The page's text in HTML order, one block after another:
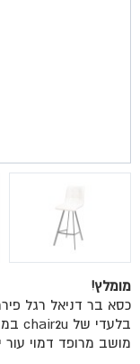
מומלץ!
כסא בר דניאל רגל
בלעדי של chair2u במגוון צבעי רגליים.
מושב מרופד דמוי עור